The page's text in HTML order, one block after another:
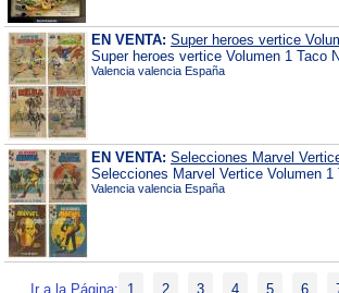
EN VENTA: Super heroes vertice
Super heroes vertice Volumen 1 Taco
Valencia valencia España
EN VENTA: Selecciones Marvel
Selecciones Marvel Vertice Volumen
Valencia valencia España
Ir a la Página: 1 2 3 4 5 6